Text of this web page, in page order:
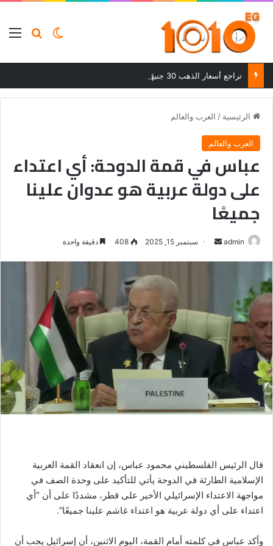
بحثالوضع
الرئيسية / العرب والعالم
العرب والعالم
عباس في قمة الدوحة: أي اعتداء
على دولة عربية هو عدوان علينا
جميعًا
admin
أرسل سبتمبر 15, 2025 408 دقيقة واحدة
قال الرئيس الفلسطيني محمود عباس، إن انعقاد القمة العربية
الإسلامية الطارئة في الدوحة يأتي للتأكيد على وحدة الصف في
مواجهة الاعتداء الإسرائيلي الأخير على قطر، مشددًا على أن “أي
اعتداء على أي دولة عربية هو اعتداء غاشم علينا جميعًا”.
وأكد عباس في كلمته أمام القمة، اليوم الاثنين، أن إسرائيل يجب أن